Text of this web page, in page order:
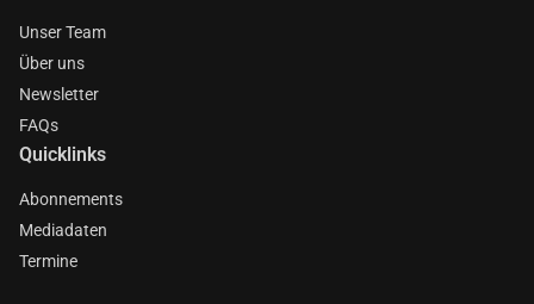
Unser Team
Über uns
Newsletter
FAQs
Quicklinks
Abonnements
Mediadaten
Termine